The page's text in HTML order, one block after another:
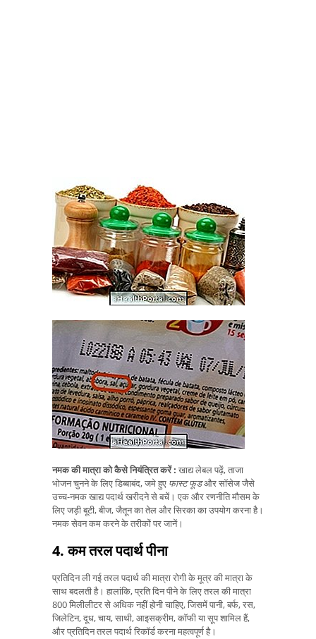
नमक की मात्राको कैसे नियंत्रित करें: खाद्य लेबल पढ़ें, ताजा
भोजन चुनने के लिए डिब्बाबंद, जमे हुए फास्ट फूडऔर सॉसेज जैसे
उच्च-नमक खाद्य पदार्थ खरीदने से बचें। एक और रणनीति मौसम के
लिए जड़ी बूटी, बीज, जैतून का तेल और सिरका का उपयोग करना है।
नमक सेवन कम करने के तरीकों पर जानें।
4. कम तरल पदार्थ पीना
प्रतिदिन ली गई तरल पदार्थ की मात्रा रोगी के मूत्र की मात्रा के
साथ बदलती है। हालांकि, प्रति दिन पीने के लिए तरल की मात्रा
800 मिलीलीटर से अधिक नहीं होनी चाहिए, जिसमें पानी, बर्फ, रस,
जिलेटिन, दूध, चाय, साथी, आइसक्रीम, कॉफी या सूप शामिल हैं,
और प्रतिदिन तरल पदार्थ रिकॉर्ड करना महत्वपूर्ण है।